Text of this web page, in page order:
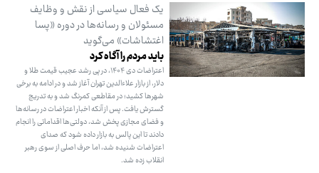
یک فعال سیاسی از نقش و وظایف
مسئولان و رسانه‌ها در دوره «پسا
اغتشاشات» می‌گوید
باید مردم را آگاه کرد
اعتراضات دی ۱۴۰۴، در پی رشد عجیب قیمت طلا و
دلار، از بازار علاءالدین تهران آغاز شد و در ادامه به برخی
شهرها کشید؛ در مقاطعی کمرنگ شد و به تدریج
گسترش یافت. پس از آنکه اخبار اعتراضات در رسانه‌ها
و فضای مجازی پخش شد، دولتی‌ها اقداماتی را انجام
دادند تا این پالس به بازار داده شود که صدای
اعتراضات شنیده شد، اما حرف اصلی از سوی رهبر
انقلاب زده شد.